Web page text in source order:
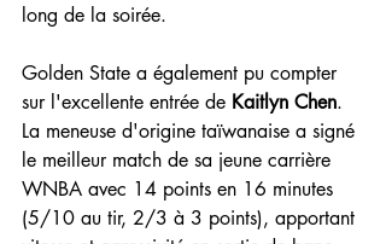
long de la soirée.
Golden State a également pu compter
sur l'excellente entrée de Kaitlyn Chen.
La meneuse d'origine taïwanaise a signé
le meilleur match de sa jeune carrière
WNBA avec 14 points en 16 minutes
(5/10 au tir, 2/3 à 3 points), apportant